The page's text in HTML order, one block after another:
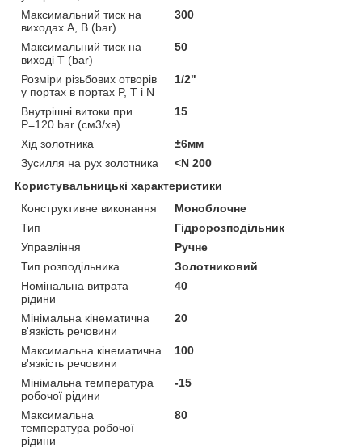
Максимальний тиск на
виходах А, В (bar)
300
Максимальний тиск на
виході Т (bar)
50
Розміри різьбових отворів
у портах в портах P, Т і N
1/2"
Внутрішні витоки при
Р=120 bar (см3/хв)
15
Хід золотника
±6мм
Зусилля на рух золотника
<N 200
Користувальницькі характеристики
Конструктивне виконання
Моноблочне
Тип
Гідророзподільник
Управління
Ручне
Тип розподільника
Золотниковий
Номінальна витрата
рідини
40
Мінімальна кінематична
в'язкість речовини
20
Максимальна кінематична
в'язкість речовини
100
Мінімальна температура
робочої рідини
-15
Максимальна
температура робочої
рідини
80